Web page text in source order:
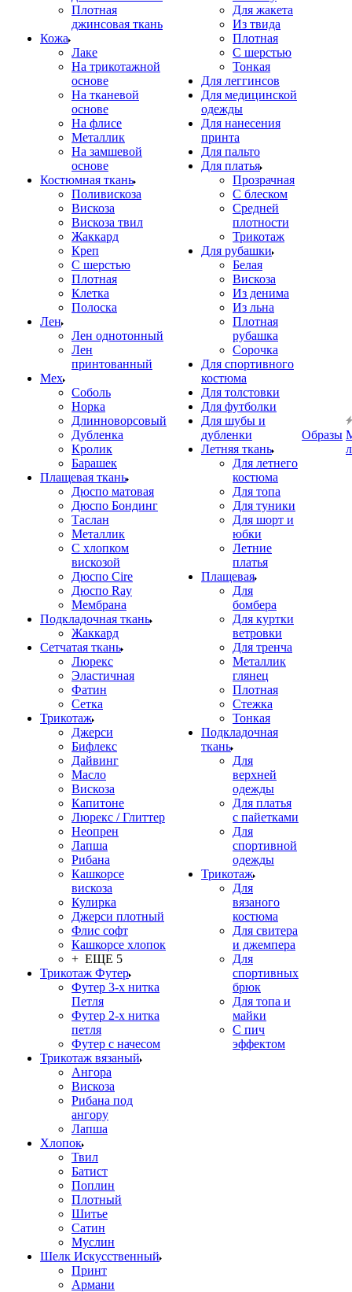
Плотная
джинсовая ткань
Кожа
Лаке
На трикотажной
основе
На тканевой
основе
На флисе
Металлик
На замшевой
основе
Костюмная ткань
Поливискоза
Вискоза
Вискоза твил
Жаккард
Креп
С шерстью
Плотная
Клетка
Полоска
Лен
Лен однотонный
Лен
принтованный
Мех
Соболь
Норка
Длинноворсовый
Дубленка
Кролик
Барашек
Плащевая ткань
Дюспо матовая
Дюспо Бондинг
Таслан
Металлик
С хлопком
вискозой
Дюспо Cire
Дюспо Ray
Мембрана
Подкладочная ткань
Жаккард
Сетчатая ткань
Люрекс
Эластичная
Фатин
Сетка
Трикотаж
Джерси
Бифлекс
Дайвинг
Масло
Вискоза
Капитоне
Люрекс / Глиттер
Неопрен
Лапша
Рибана
Кашкорсе
вискоза
Кулирка
Джерси плотный
Флис софт
Кашкорсе хлопок
+ ЕЩЕ 5
Трикотаж Футер
Футер 3-х нитка
Петля
Футер 2-х нитка
петля
Футер с начесом
Трикотаж вязаный
Ангора
Вискоза
Рибана под
ангору
Лапша
Хлопок
Твил
Батист
Поплин
Плотный
Шитье
Сатин
Муслин
Шелк Искусственный
Принт
Армани
Для жакета
Из твида
Плотная
С шерстью
Тонкая
Для леггинсов
Для медицинской
одежды
Для нанесения
принта
Для пальто
Для платья
Прозрачная
С блеском
Средней
плотности
Трикотаж
Для рубашки
Белая
Вискоза
Из денима
Из льна
Плотная
рубашка
Сорочка
Для спортивного
костюма
Для толстовки
Для футболки
Для шубы и
дубленки
Летняя ткань
Для летнего
костюма
Для топа
Для туники
Для шорт и
юбки
Летние
платья
Плащевая
Для
бомбера
Для куртки
ветровки
Для тренча
Металлик
глянец
Плотная
Стежка
Тонкая
Подкладочная
ткань
Для
верхней
одежды
Для платья
с пайетками
Для
спортивной
одежды
Трикотаж
Для
вязаного
костюма
Для свитера
и джемпера
Для
спортивных
брюк
Для топа и
майки
С пич
эффектом
Образы